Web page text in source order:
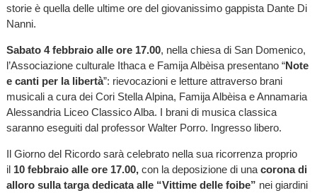
storie è quella delle ultime ore del giovanissimo gappista Dante Di
Nanni.
Sabato 4 febbraio alle ore 17.00, nella chiesa di San Domenico,
l’Associazione culturale Ithaca e Famija Albèisa presentano “Note
e canti per la libertà”: rievocazioni e letture attraverso brani
musicali a cura dei Cori Stella Alpina, Famija Albèisa e Annamaria
Alessandria Liceo Classico Alba. I brani di musica classica
saranno eseguiti dal professor Walter Porro. Ingresso libero.
Il Giorno del Ricordo sarà celebrato nella sua ricorrenza proprio
il 10 febbraio alle ore 17.00,con la deposizione di unacorona di
alloro sulla targa dedicata alle “Vittime delle foibe” nei giardini